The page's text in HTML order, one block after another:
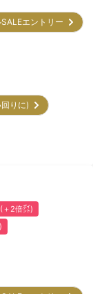
SALEエントリー
回りに)
＋2倍㌽)